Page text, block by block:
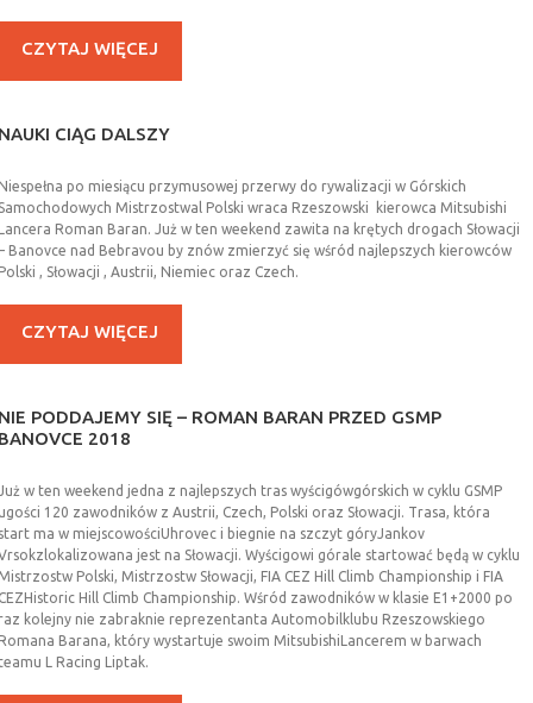
CZYTAJ WIĘCEJ
CIĄG DALSZY
po miesiącu przymusowej przerwy do rywalizacji w Górskich
Mistrzostwal Polski wraca Rzeszowski kierowca Mitsubishi
Roman Baran. Już w ten weekend zawita na krętych drogach Słowacji
Banovce nad Bebravou by znów zmierzyć się wśród najlepszych kierowców
, Słowacji , Austrii, Niemiec oraz Czech.
CZYTAJ WIĘCEJ
PODDAJEMY SIĘ – ROMAN BARAN PRZED GSMP
2018
w ten weekend jedna z najlepszych tras wyścigówgórskich w cyklu GSMP
120 zawodników z Austrii, Czech, Polski oraz Słowacji. Trasa, która
ma w miejscowościUhrovec i biegnie na szczyt góryJankov
zlokalizowana jest na Słowacji. Wyścigowi górale startować będą w cyklu
Polski, Mistrzostw Słowacji, FIA CEZ Hill Climb Championship i FIA
Historic Hill Climb Championship. Wśród zawodni ków w klasie E1+2000 po
kolejny nie zabraknie reprezentanta Automobilklubu Rzeszowskiego
Barana, który wystartuje swoim MitsubishiLancerem w barwach
L Racing Liptak.